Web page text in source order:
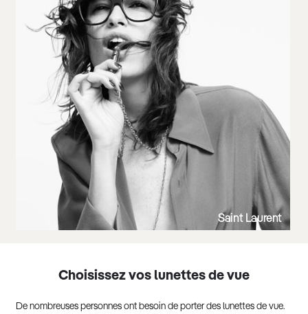
Saint Laurent
Choisissez vos lunettes de vue
De nombreuses personnes ont besoin de porter des lunettes de vue.